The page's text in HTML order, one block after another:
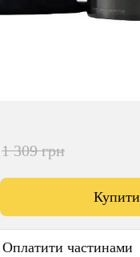
1 309 грн
Купити
Оплатити частинами